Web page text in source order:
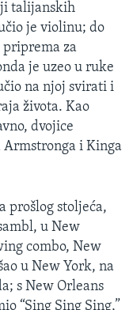
talijanskih
je violinu; do
priprema za
je uzeo u ruke
na njoj svirati i
života. Kao
dvojice
i Kinga
prošlog stoljeća,
u New
combo, New
u New York, na
s New Orleans
“Sing Sing Sing,”